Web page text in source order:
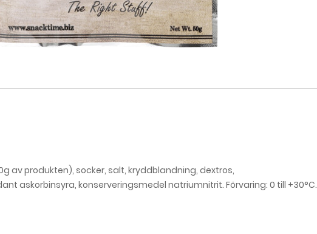
av produkten), socker, salt, kryddblandning, dextros,
askorbinsyra, konserveringsmedel natriumnitrit. Förvaring: 0 till +30°C.